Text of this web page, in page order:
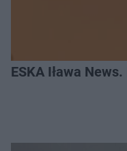
ESKA Iława